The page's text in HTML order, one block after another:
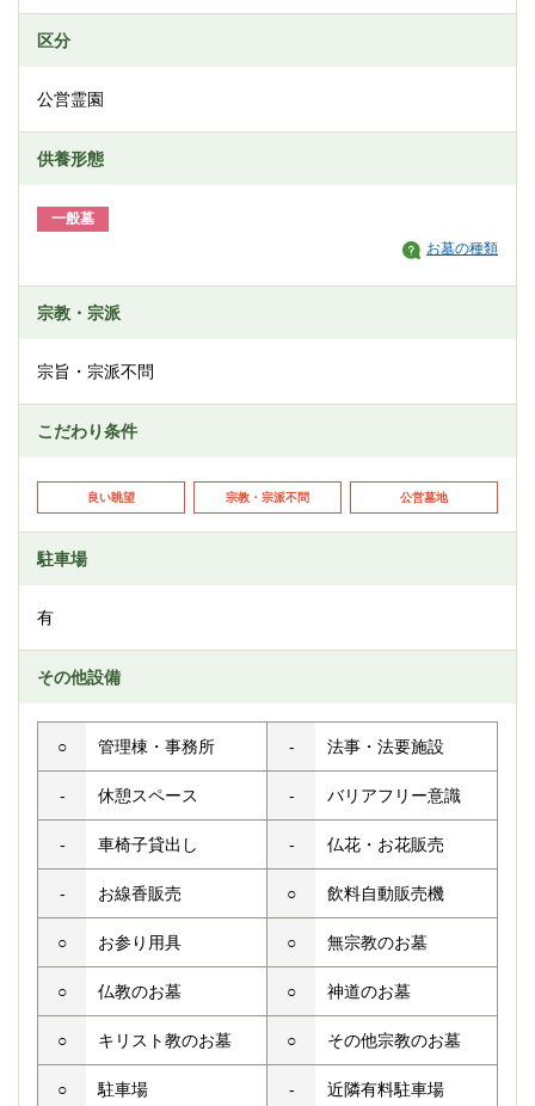
区分
公営霊園
供養形態
一般墓
お墓の種類
宗教・宗派
宗旨・宗派不問
こだわり条件
良い眺望 宗教・宗派不問 公営墓地
駐車場
有
その他設備
○ 管理棟・事務所 - 法事・法要施設
- 休憩スペース - バリアフリー意識
- 車椅子貸出し - 仏花・お花販売
- お線香販売 ○ 飲料自動販売機
○ お参り用具 ○ 無宗教のお墓
○ 仏教のお墓 ○ 神道のお墓
○ キリスト教のお墓 ○ その他宗教のお墓
○ 駐車場 - 近隣有料駐車場